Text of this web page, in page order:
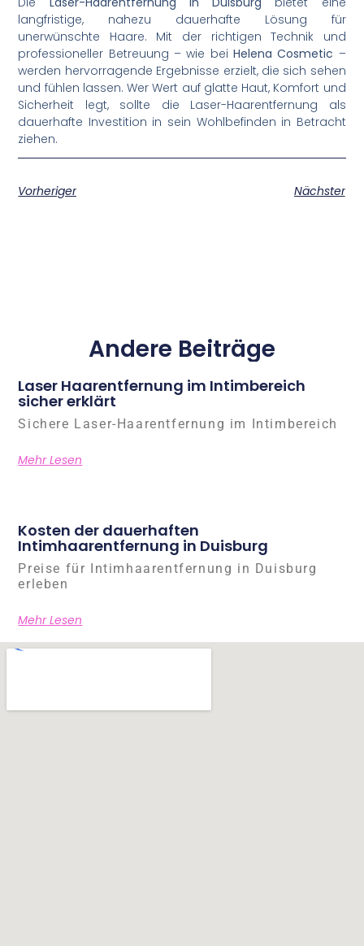
langfristige, nahezu dauerhafte Lösung für
unerwünschte Haare. Mit der richtigen Technik und
professioneller Betreuung – wie bei Helena Cosmetic –
werden hervorragende Ergebnisse erzielt, die sich sehen
und fühlen lassen. Wer Wert auf glatte Haut, Komfort und
Sicherheit legt, sollte die Laser-Haarentfernung als
dauerhafte Investition in sein Wohlbefinden in Betracht
ziehen.
Vorheriger Nächster
Andere Beiträge
Laser Haarentfernung im Intimbereich
sicher erklärt
Sichere Laser-Haarentfernung im Intimbereich
Mehr Lesen
Kosten der dauerhaften
Intimhaarentfernung in Duisburg
Preise für Intimhaarentfernung in Duisburg
erleben
Mehr Lesen